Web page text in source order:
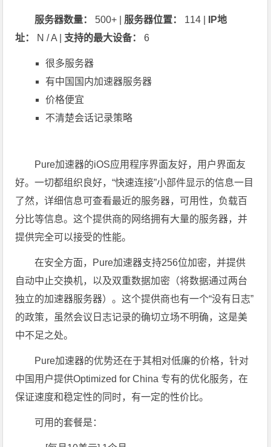
服务器数量： 500+ | 服务器位置： 114 |
IP地
址：
N / A | 支持的最大设备： 6
很多服务器
有中国国内加速器服务器
价格便宜
不清楚会话记录策略
Pure加速器的iOS应用程序界面友好，用户界面友
好。一切都组织良好，“快速连接”小部件显示的信息一目
了然，详细信息可查看最近的服务器，可用性，负载百
分比等信息。这个提供商的网络拥有大量的服务器，并
提供完全可以接受的性能。
在安全方面，Pure加速器支持256位加密，并提供
自动中止交换机，以及双重数据加密（将数据通过两台
独立的加速器服务器）。这个提供商也有一个“没有日志”
的政策，虽然会议日志记录的确切立场不明确，这是美
中不足之处。
Pure加速器的优势还在于其相对低廉的价格，针对
中国用户提供Optimized for China 专有的优化服务，在
保证速度和稳定性的同时，有一定的性价比。
可用的套餐是：